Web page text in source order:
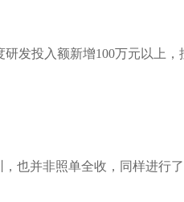
发投入额新增100万元以上，
也并非照单全收，同样进行了